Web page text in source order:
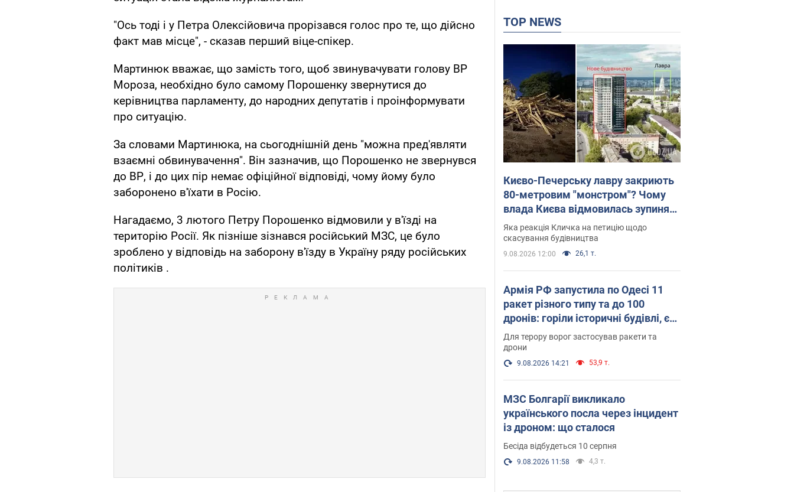
"Ось тоді і у Петра Олексійовича прорізався голос про те, що дійсно
факт мав місце", - сказав перший віце-спікер.
Мартинюк вважає, що замість того, щоб звинувачувати голову ВР
Мороза, необхідно було самому Порошенку звернутися до
керівництва парламенту, до народних депутатів і проінформувати
про ситуацію.
За словами Мартинюка, на сьогоднішній день "можна пред'являти
взаємні обвинувачення". Він зазначив, що Порошенко не звернувся
до ВР, і до цих пір немає офіційної відповіді, чому йому було
заборонено в'їхати в Росію.
Нагадаємо, 3 лютого Петру Порошенко відмовили у в'їзді на
територію Росії. Як пізніше зізнався російський МЗС, це було
зроблено у відповідь на заборону в'їзду в Україну ряду російських
політиків .
TOP NEWS
Києво-Печерську лавру закриють
80-метровим "монстром"? Чому
влада Києва відмовилась зупиняти
будівництво хмарочоса
"московського вірянина"
Яка реакція Кличка на петицію щодо
скасування будівництва
9.08.2026 12:00 26,1 т.
Армія РФ запустила по Одесі 11
ракет різного типу та до 100
дронів: горіли історичні будівлі, є
постраждалі. Фото та відео
Для терору ворог застосував ракети та
дрони
9.08.2026 14:21 53,9 т.
МЗС Болгарії викликало
українського посла через інцидент
із дроном: що сталося
Бесіда відбудеться 10 серпня
9.08.2026 11:58 4,3 т.